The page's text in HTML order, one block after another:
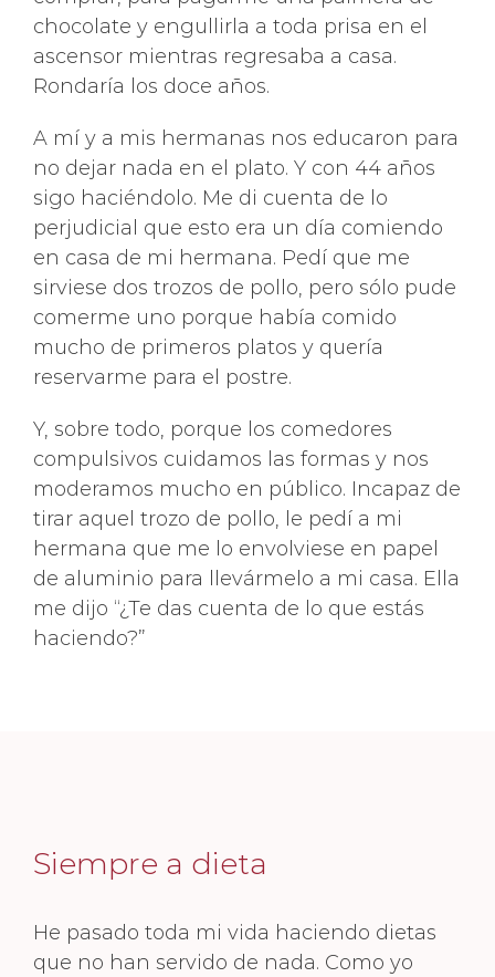
chocolate y engullirla a toda prisa en el
ascensor mientras regresaba a casa.
Rondaría los doce años.
A mí y a mis hermanas nos educaron para
no dejar nada en el plato. Y con 44 años
sigo haciéndolo. Me di cuenta de lo
perjudicial que esto era un día comiendo
en casa de mi hermana. Pedí que me
sirviese dos trozos de pollo, pero sólo pude
comerme uno porque había comido
mucho de primeros platos y quería
reservarme para el postre.
Y, sobre todo, porque los comedores
compulsivos cuidamos las formas y nos
moderamos mucho en público. Incapaz de
tirar aquel trozo de pollo, le pedí a mi
hermana que me lo envolviese en papel
de aluminio para llevármelo a mi casa. Ella
me dijo “¿Te das cuenta de lo que estás
haciendo?”
Siempre a dieta
He pasado toda mi vida haciendo dietas
que no han servido de nada. Como yo